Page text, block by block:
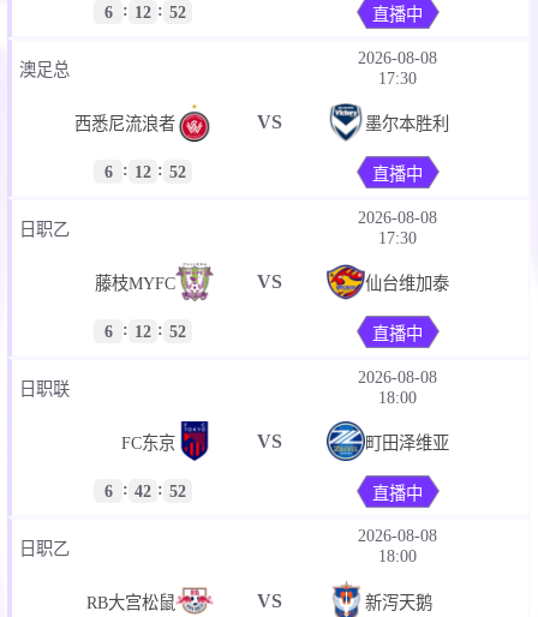
6 : 12 : 52 直播中
澳足总
2026-08-08
17:30
西悉尼流浪者 VS 墨尔本胜利
6 : 12 : 52 直播中
日职乙
2026-08-08
17:30
藤枝MYFC VS 仙台维加泰
6 : 12 : 52 直播中
日职联
2026-08-08
18:00
FC东京 VS 町田泽维亚
6 : 42 : 52 直播中
日职乙
2026-08-08
18:00
RB大宫松鼠 VS 新泻天鹅